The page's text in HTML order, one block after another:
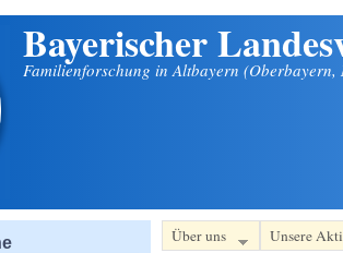
Bayerischer
Familienforschung in Altbayern
Über uns Unsere